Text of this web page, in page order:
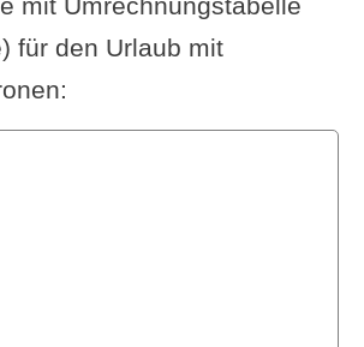
mit Umrechnungstabelle
für den Urlaub mit